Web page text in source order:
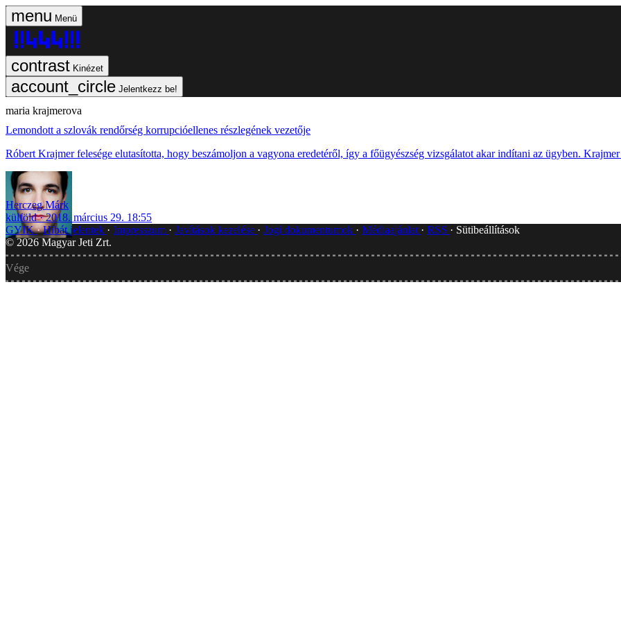
Menü
Kinézet
Jelentkezz be!
maria krajmerova
Lemondott a szlovák rendőrség korrupcióellenes részlegének vezetője
Róbert Krajmer felesége elutasította, hogy beszámoljon a vagyona eredetéről, így a főügyészség vizsgálatot akar indítani az ügyben. Krajmer
Herczeg Márk
külföld
2018. március 29. 18:55
GYIK Hibát jelentek Impresszum Javítások kezelése Jogi dokumentumok Médiaajánlat RSS
Sütibeállítások
© 2026 Magyar Jeti Zrt.
Vége